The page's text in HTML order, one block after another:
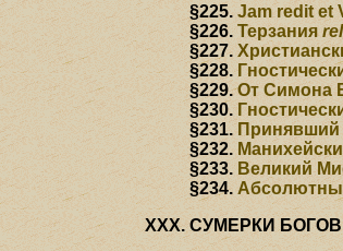
§225.Jam redit et
§226.Терзания
§227.
§228.
§229.От Симона
§230.
§231. Принявший
§232.
§233. Великий
§234.
СУМЕРКИ БОГОВ